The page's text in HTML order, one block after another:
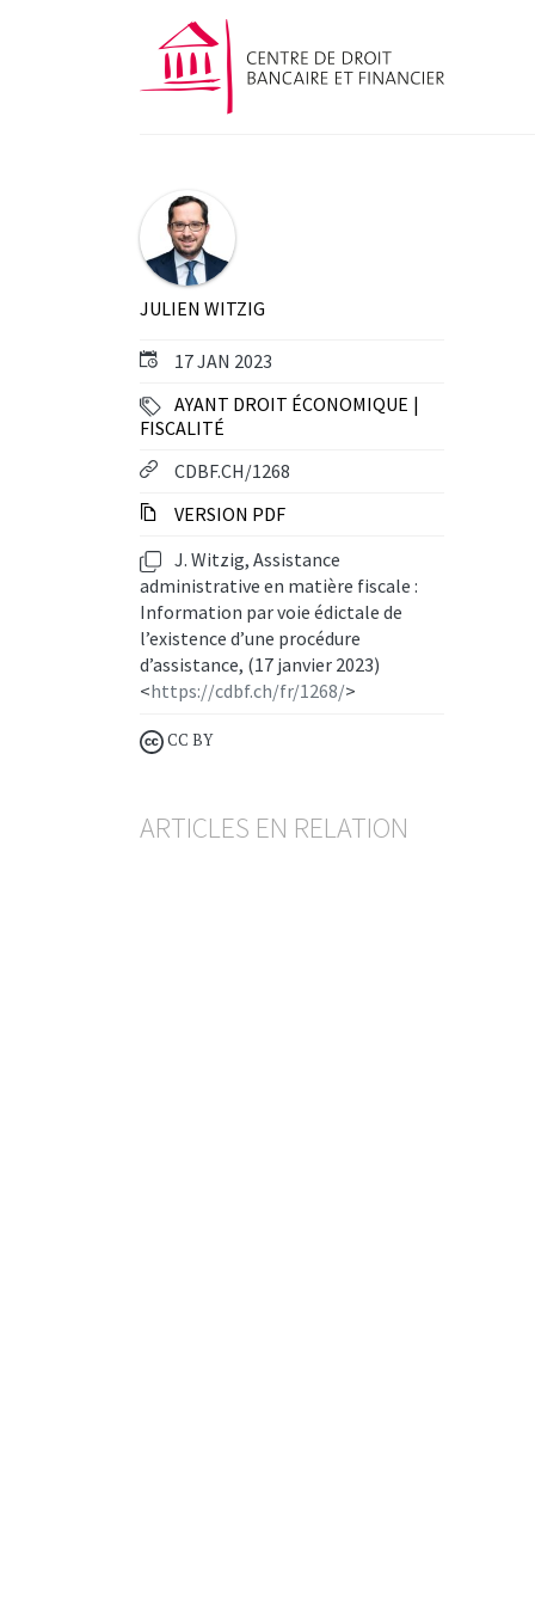
JULIEN WITZIG
17 JAN 2023
AYANT DROIT ÉCONOMIQUE
FISCALITÉ
CDBF.CH/1268
VERSION PDF
J. Witzig, Assistance
administrative en matière fiscale :
Information par voie édictale de
l’existence d’une procédure
d’assistance, (17 janvier 2023)
<https://cdbf.ch/fr/1268/>
CC BY
ARTICLES EN RELATION